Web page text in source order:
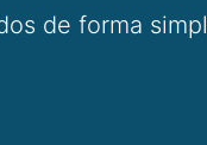
de forma